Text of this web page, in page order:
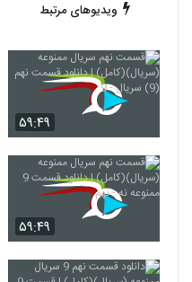
ویدیوهای مرتبط
۵۹:۴۹
۵۹:۴۹